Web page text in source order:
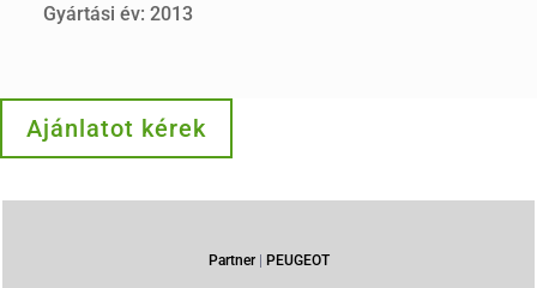
Gyártási év: 2013
Ajánlatot kérek
Partner| PEUGEOT